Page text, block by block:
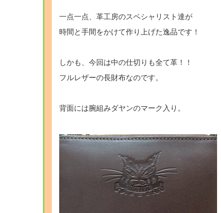
一点一点、革工房のスペシャリスト達が
時間と手間をかけて作り上げた逸品です！
しかも、今回は中の仕切りも全て革！！
フルレザーの長財布なのです。
背面には腕組みダヤンのマーク入り。